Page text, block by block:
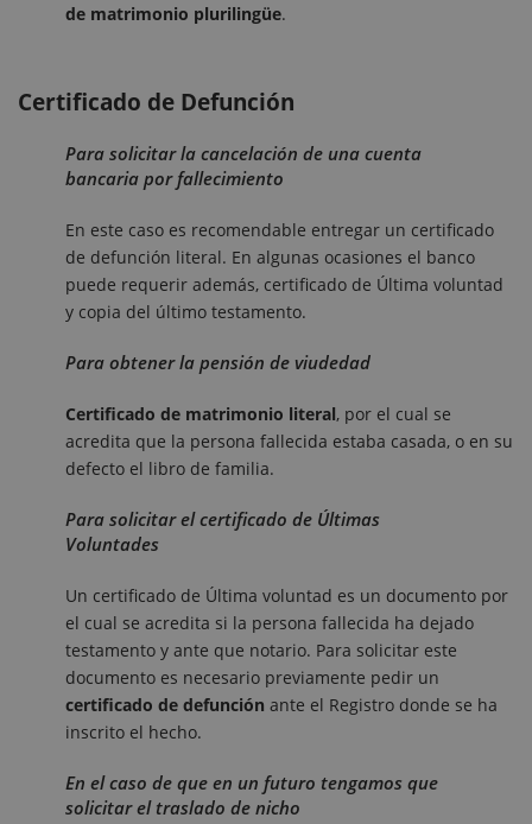
de matrimonio plurilingüe.
Certificado de Defunción
Para solicitar la cancelación de una cuenta
bancaria por fallecimiento
En este caso es recomendable entregar un certificado
de defunción literal. En algunas ocasiones el banco
puede requerir además, certificado de Última voluntad
y copia del último testamento.
Para obtener la pensión de viudedad
Certificado de matrimonio literal, por el cual se
acredita que la persona fallecida estaba casada, o en su
defecto el libro de familia.
Para solicitar el certificado de Últimas
Voluntades
Un certificado de Última voluntad es un documento por
el cual se acredita si la persona fallecida ha dejado
testamento y ante que notario. Para solicitar este
documento es necesario previamente pedir un
certificado de defunción ante el Registro donde se ha
inscrito el hecho.
En el caso de que en un futuro tengamos que
solicitar el traslado de nicho